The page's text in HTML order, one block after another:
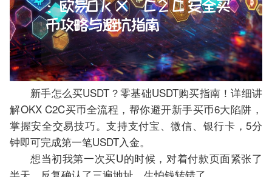
新手怎么买USDT？零基础USDT购买指南！详细讲
解OKX C2C买币全流程，帮你避开新手买币6大陷阱，
掌握安全交易技巧。支持支付宝、微信、银行卡，5分
钟即可完成第一笔USDT入金。
想当初我第一次买U的时候，对着付款页面紧张了